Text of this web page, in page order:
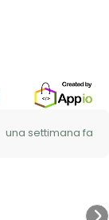
una settimana fa